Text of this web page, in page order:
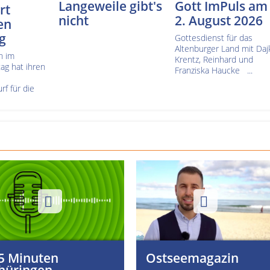
im
hat ihren
für die
Langeweile gibt's
nicht
Gott ImPuls am
2. August 2026
Gottesdienst für das
Altenburger Land mit
Krentz, Reinhard und
Franziska Haucke ...
Minuten Ostseemagazin